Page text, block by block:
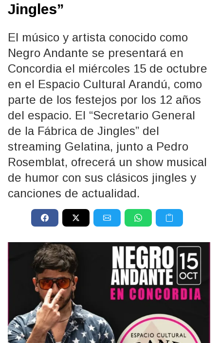
Jingles”
El músico y artista conocido como
Negro Andante se presentará en
Concordia el miércoles 15 de octubre
en el Espacio Cultural Arandú, como
parte de los festejos por los 12 años
del espacio. El “Secretario General
de la Fábrica de Jingles” del
streaming Gelatina, junto a Pedro
Rosemblat, ofrecerá un show musical
de humor con sus clásicos jingles y
canciones de actualidad.